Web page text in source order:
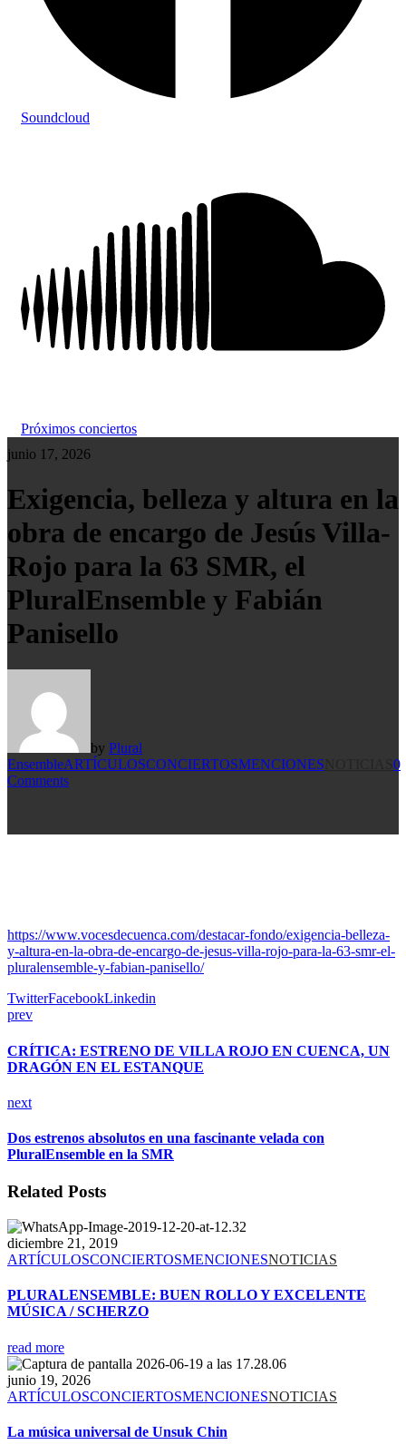
Soundcloud
Próximos conciertos
junio 17, 2026
Exigencia, belleza y altura en la
obra de encargo de Jesús Villa-
Rojo para la 63 SMR, el
PluralEnsemble y Fabián
Panisello
by Plural
EnsembleARTÍCULOSCONCIERTOSMENCIONES
0
Comments
https://www.vocesdecuenca.com/destacar-fondo/exigencia-belleza-
y-altura-en-la-obra-de-encargo-de-jesus-villa-rojo-para-la-63-smr-el-
pluralensemble-y-fabian-panisello/
TwitterFacebookLinkedin
prev
CRÍTICA: ESTRENO DE VILLA ROJO EN CUENCA, UN
DRAGÓN EN EL ESTANQUE
next
Dos estrenos absolutos en una fascinante velada con
PluralEnsemble en la SMR
Related Posts
diciembre 21, 2019
ARTÍCULOSCONCIERTOSMENCIONESNOTICIAS
PLURALENSEMBLE: BUEN ROLLO Y EXCELENTE
MÚSICA / SCHERZO
read more
junio 19, 2026
ARTÍCULOSCONCIERTOSMENCIONESNOTICIAS
La música universal de Unsuk Chin